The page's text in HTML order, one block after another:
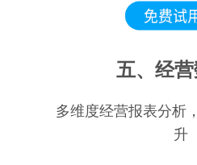
五、经
多维度经营报表分析
升